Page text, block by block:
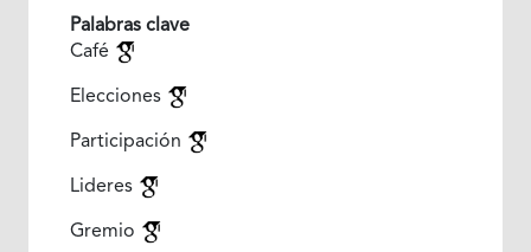
Palabras clave
Café
Elecciones
Participación
Lideres
Gremio